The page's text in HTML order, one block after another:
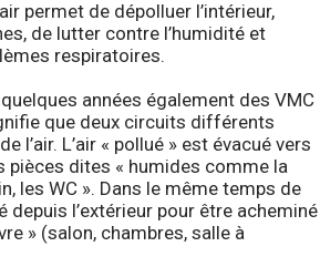
permet de dépolluer l’intérieur,
de lutter contre l’humidité et
respiratoires.
années également des VMC
que deux circuits différents
l’air. L’air « pollué » est évacué vers
pièces dites « humides comme la
les WC ». Dans le même temps de
depuis l’extérieur pour être acheminé
» (salon, chambres, salle à